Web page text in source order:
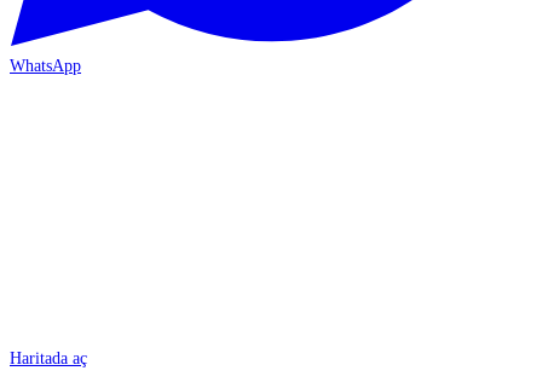
WhatsApp
Haritada aç